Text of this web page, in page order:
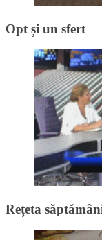
Opt și un sfert
Rețeta